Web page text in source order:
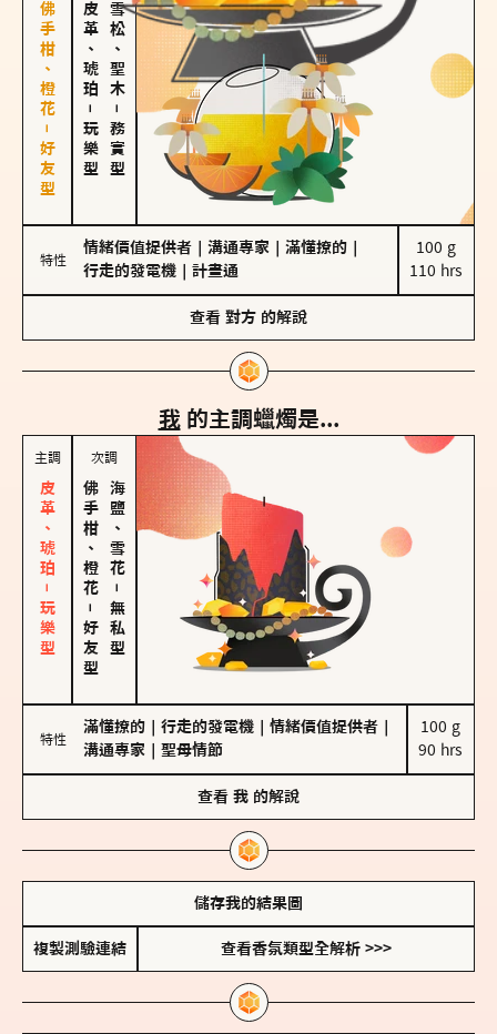
佛手柑、橙花－好友型 皮革、琥珀
－
玩樂型
雪松、聖木
－
務實型
特性
情緒價值提供者 溝通專家 滿懂撩的
行走的發電機
計畫通
100 g
110 hrs
查看 對方 的解說
我 的主調蠟燭是...
主調
皮革、琥珀－玩樂型
次調
佛手柑、橙花
－
好友型
海鹽、雪花
－
無私型
特性
滿懂撩的 行走的發電機 情緒價值提供者
溝通專家
聖母情節
100 g
90 hrs
查看 我 的解說
儲存我的結果圖
複製測驗連結 查看香氛類型全解析 >>>